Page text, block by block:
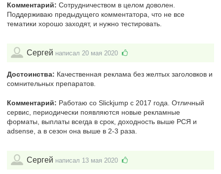
Комментарий: Сотрудничеством в целом доволен.
Поддерживаю предыдущего комментатора, что не все
тематики хорошо заходят, и нужно тестировать.
Сергей написал 20 мая 2020
Достоинства: Качественная реклама без желтых заголовков и
сомнительных препаратов.
Комментарий: Работаю со Slickjump c 2017 года. Отличный
сервис, периодически появляются новые рекламные
форматы, выплаты всегда в срок, доходность выше РСЯ и
adsense, а в сезон она выше в 2-3 раза.
Сергей написал 13 мая 2020